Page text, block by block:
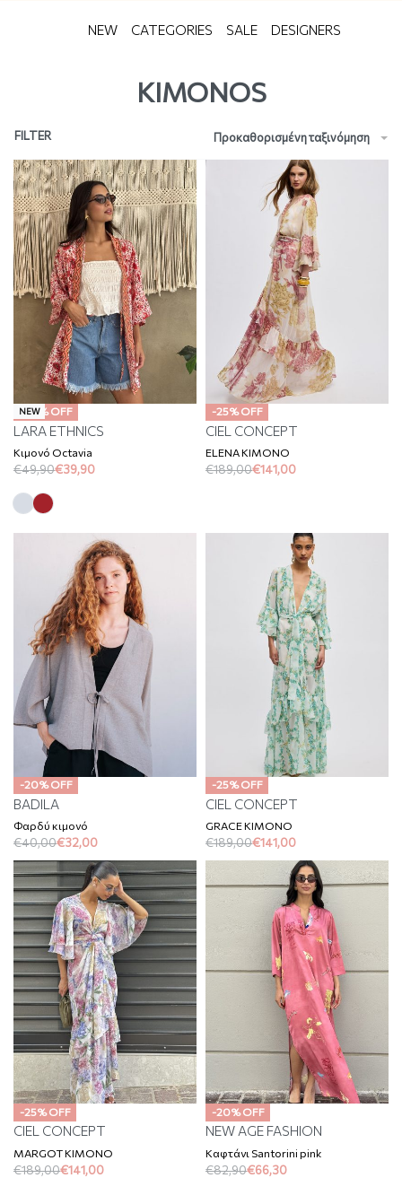
NEW CATEGORIES SALE DESIGNERS
KIMONOS
Προκαθορισμένη ταξινόμηση
FILTER
NEW
-20% OFF
LARA ETHNICS
Κιμονό Octavia
€49,90€39,90
-25% OFF
CIEL CONCEPT
ELENA KIMONO
€189,00€141,00
-20% OFF
BADILA
Φαρδύ κιμονό
€40,00€32,00
-25% OFF
CIEL CONCEPT
GRACE KIMONO
€189,00€141,00
-25% OFF
CIEL CONCEPT
MARGOT KIMONO
€189,00€141,00
-20% OFF
NEW AGE FASHION
Καφτάνι Santorini pink
€82,90€66,30